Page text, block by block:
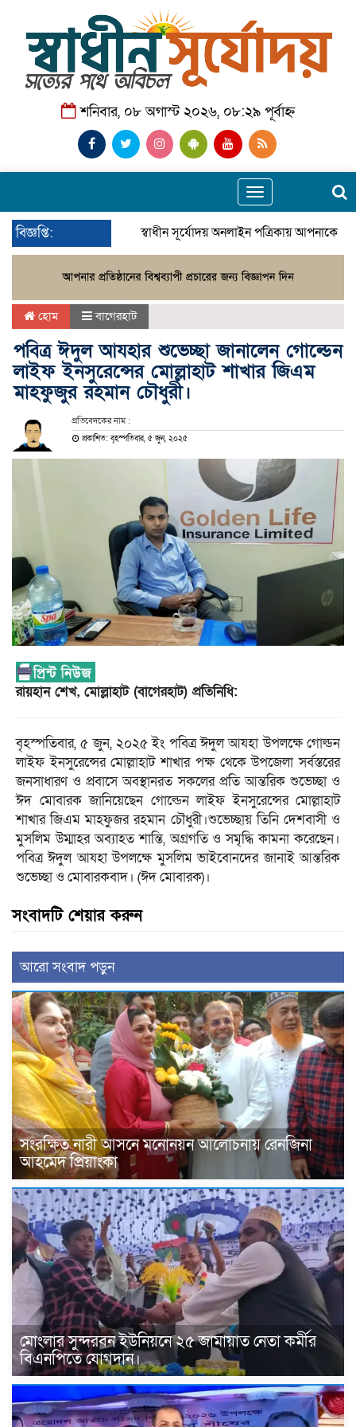
শনিবার, ০৮ অগাস্ট ২০২৬, ০৮:২৯ পূর্বাহ্ন
Toggle
navigation
বিজ্ঞপ্তি: স্বাধীন সূর্যোদয় অনলাইন পত্রিকায় আপনাকে
হোম বাগেরহাট
পবিত্র ঈদুল আযহার শুভেচ্ছা জানালেন গোল্ডেন
লাইফ ইনসুরেন্সের মোল্লাহাট শাখার জিএম
মাহফুজুর রহমান চৌধুরী।
প্রতিবেদকের নাম :
প্রকাশিত: বৃহস্পতিবার, ৫ জুন, ২০২৫
রায়হান শেখ, মোল্লাহাট (বাগেরহাট) প্রতিনিধি:
বৃহস্পতিবার, ৫ জুন, ২০২৫ ইং পবিত্র ঈদুল আযহা উপলক্ষে গোল্ডন
লাইফ ইনসুরেন্সের মোল্লাহাট শাখার পক্ষ থেকে উপজেলা সর্বস্তরের
জনসাধারণ ও প্রবাসে অবস্থানরত সকলের প্রতি আন্তরিক শুভেচ্ছা ও
ঈদ মোবারক জানিয়েছেন গোল্ডেন লাইফ ইনসুরেন্সের মোল্লাহাট
শাখার জিএম মাহফুজর রহমান চৌধুরী।শুভেচ্ছায় তিনি দেশবাসী ও
মুসলিম উম্মাহর অব্যাহত শান্তি, অগ্রগতি ও সমৃদ্ধি কামনা করেছেন।
পবিত্র ঈদুল আযহা উপলক্ষে মুসলিম ভাইবোনদের জানাই আন্তরিক
শুভেচ্ছা ও মোবারকবাদ। (ঈদ মোবারক)।
সংবাদটি শেয়ার করুন
আরো সংবাদ পড়ুন
সংরক্ষিত নারী আসনে মনোনয়ন আলোচনায় রেনজিনা
আহমেদ প্রিয়াংকা
মোংলার সুন্দরবন ইউনিয়নে ২৫ জামায়াত নেতা কর্মীর
বিএনপিতে যোগদান।